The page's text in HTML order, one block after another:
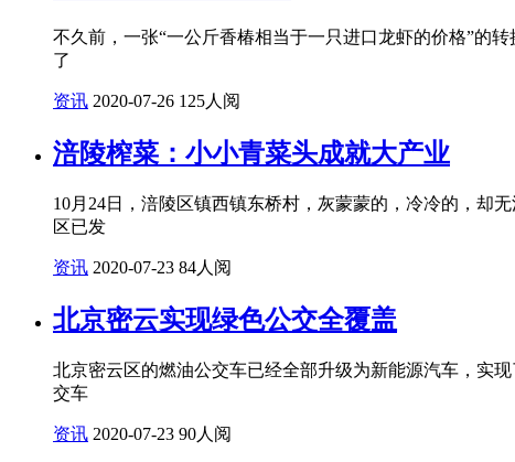
不久前，一张“一公斤香椿相当于一只进口龙虾的价格”的
了
资讯 2020-07-26 125人阅
涪陵榨菜：小小青菜头成就大产业
10月24日，涪陵区镇西镇东桥村，灰蒙蒙的，冷冷的，却
区已发
资讯 2020-07-23 84人阅
北京密云实现绿色公交全覆盖
北京密云区的燃油公交车已经全部升级为新能源汽车，实
交车
资讯 2020-07-23 90人阅